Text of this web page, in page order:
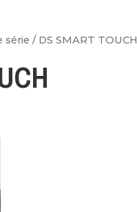
/ DS SMART TOUCH